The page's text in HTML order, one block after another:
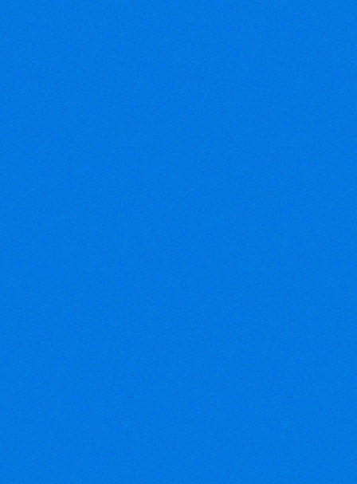
Fax: 08-38116004
vinhloithong@gmail.com
Email:
chihung1868@gmail.com
(VEN) - VTG
ngành công
nghiệp dệt
may Việt Nam – sự kiện lớn
nhất của ngành công nghiệp
dệt may quốc tế tại Việt
Nam, sẽ được tổ chức từ
ngày 21 - 24/11/2012 tại
Trung tâm Hội chợ và Triển
lãm Sài Gòn (SECC).
Thương cho
may của quý I/2012 khó khăn
hơn so với cùng kỳ năm
trước. Các đơn hàng xuất
khẩu đang bị giảm ở 3 thị
trường chính là Mỹ, Nhật và
châu Âu. Tuy nhiên hàng dệt
may vẫn có kim ngạch xuất
khẩu lớn nhất trong số các
nhóm hàng khác.